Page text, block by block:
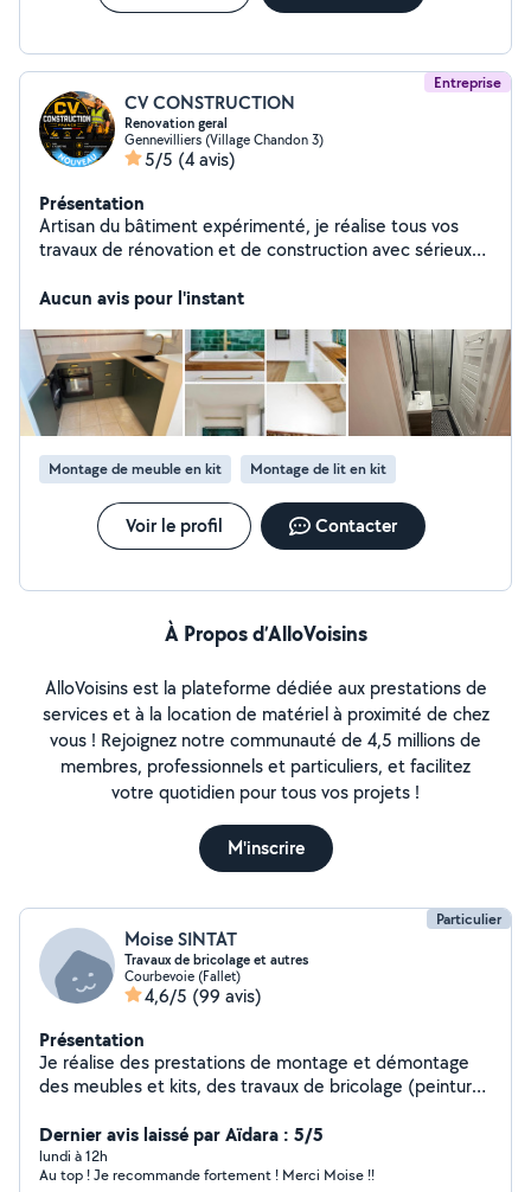
Entreprise
CV CONSTRUCTION
Renovation geral
Gennevilliers (Village Chandon 3)
5/5 (4 avis)
Présentation
Artisan du bâtiment expérimenté, je réalise tous vos
travaux de rénovation et de construction avec sérieux
Peinture intérieure et extérieure * Placo / cloisons *
revêtements de sol * Carrelage et faïence * Montage
de meubles * Réparations et dépannage * Rénovation
complète de maison et appartement Devis rapide et
gratuit
Aucun avis pour l'instant
Montage de meuble en kit Montage de lit en kit
Voir le profil Contacter
À Propos d’AlloVoisins
AlloVoisins est la plateforme dédiée aux prestations de
services et à la location de matériel à proximité de chez
vous ! Rejoignez notre communauté de 4,5 millions de
membres, professionnels et particuliers, et facilitez
votre quotidien pour tous vos projets !
M'inscrire
Particulier
Moise SINTAT
Travaux de bricolage et autres
Courbevoie (Fallet)
4,6/5 (99 avis)
Présentation
Je réalise des prestations de montage et démontage
des meubles et kits, des travaux de bricolage (peinture,
Dernier avis laissé par Aïdara : 5/5
lundi à 12h
Au top ! Je recommande fortement ! Merci Moise !!